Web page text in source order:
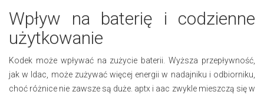
Wpływ na baterię i codzienne
użytkowanie
Kodek może wpływać na zużycie baterii. Wyższa przepływność,
jak w ldac, może zużywać więcej energii w nadajniku i odbiorniku,
choć różnice nie zawsze są duże. aptx i aac zwykle mieszczą się w